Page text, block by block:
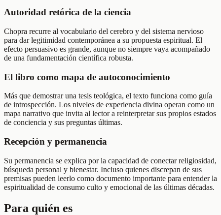
Autoridad retórica de la ciencia
Chopra recurre al vocabulario del cerebro y del sistema nervioso
para dar legitimidad contemporánea a su propuesta espiritual. El
efecto persuasivo es grande, aunque no siempre vaya acompañado
de una fundamentación científica robusta.
El libro como mapa de autoconocimiento
Más que demostrar una tesis teológica, el texto funciona como guía
de introspección. Los niveles de experiencia divina operan como un
mapa narrativo que invita al lector a reinterpretar sus propios estados
de conciencia y sus preguntas últimas.
Recepción y permanencia
Su permanencia se explica por la capacidad de conectar religiosidad,
búsqueda personal y bienestar. Incluso quienes discrepan de sus
premisas pueden leerlo como documento importante para entender la
espiritualidad de consumo culto y emocional de las últimas décadas.
Para quién es